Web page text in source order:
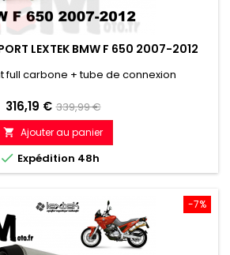
LEXTEK BMW F 650 2007-2012
full carbone + tube de connexion
Prix
316,19 € Prix
de
référence
339,99 €
 Ajouter au panier
 Expédition 48h
-7%